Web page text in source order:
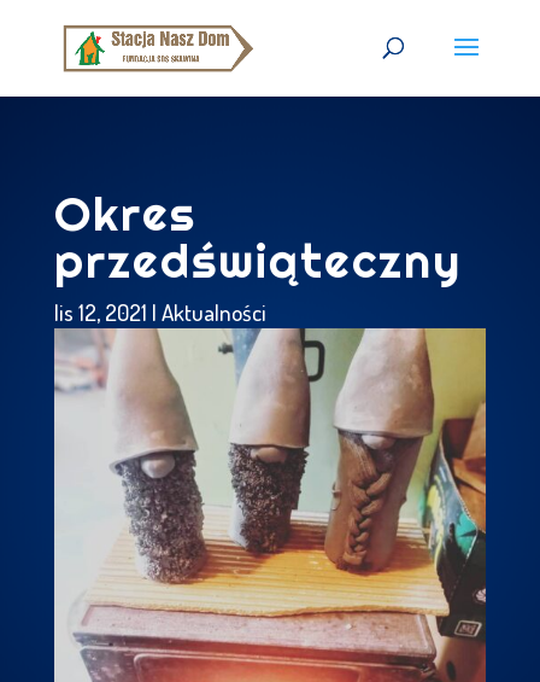
Okres
przedświąteczny
lis 12, 2021 | Aktualności